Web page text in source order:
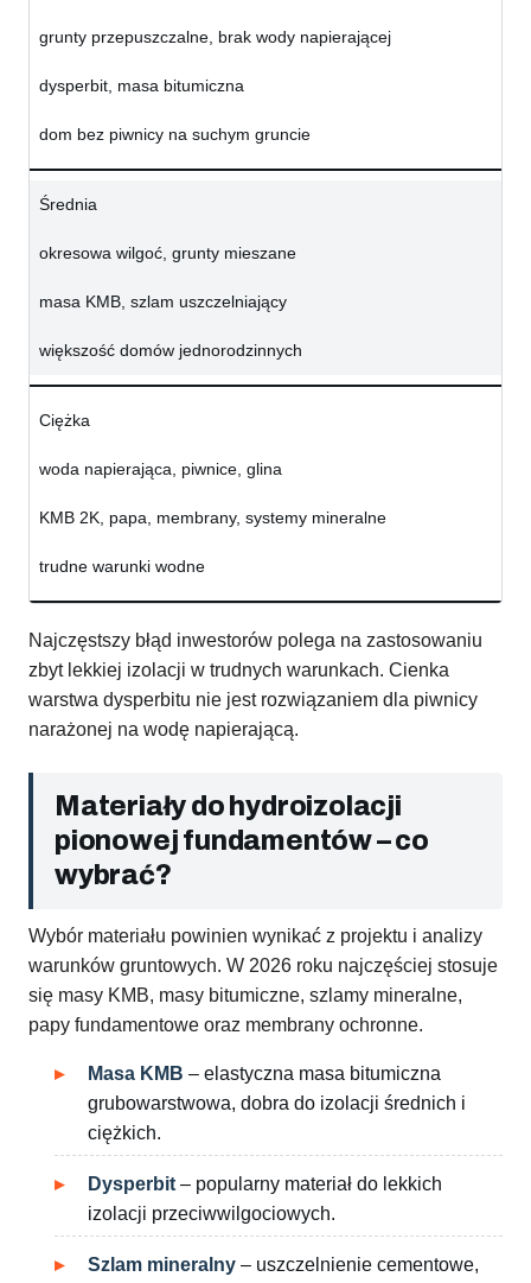
grunty przepuszczalne, brak wody napierającej
dysperbit, masa bitumiczna
dom bez piwnicy na suchym gruncie
Średnia
okresowa wilgoć, grunty mieszane
masa KMB, szlam uszczelniający
większość domów jednorodzinnych
Ciężka
woda napierająca, piwnice, glina
KMB 2K, papa, membrany, systemy mineralne
trudne warunki wodne
Najczęstszy błąd inwestorów polega na zastosowaniu
zbyt lekkiej izolacji w trudnych warunkach. Cienka
warstwa dysperbitu nie jest rozwiązaniem dla piwnicy
narażonej na wodę napierającą.
Materiały do hydroizolacji
pionowej fundamentów – co
wybrać?
Wybór materiału powinien wynikać z projektu i analizy
warunków gruntowych. W 2026 roku najczęściej stosuje
się masy KMB, masy bitumiczne, szlamy mineralne,
papy fundamentowe oraz membrany ochronne.
Masa KMB – elastyczna masa bitumiczna
grubowarstwowa, dobra do izolacji średnich i
ciężkich.
Dysperbit – popularny materiał do lekkich
izolacji przeciwwilgociowych.
Szlam mineralny – uszczelnienie cementowe,